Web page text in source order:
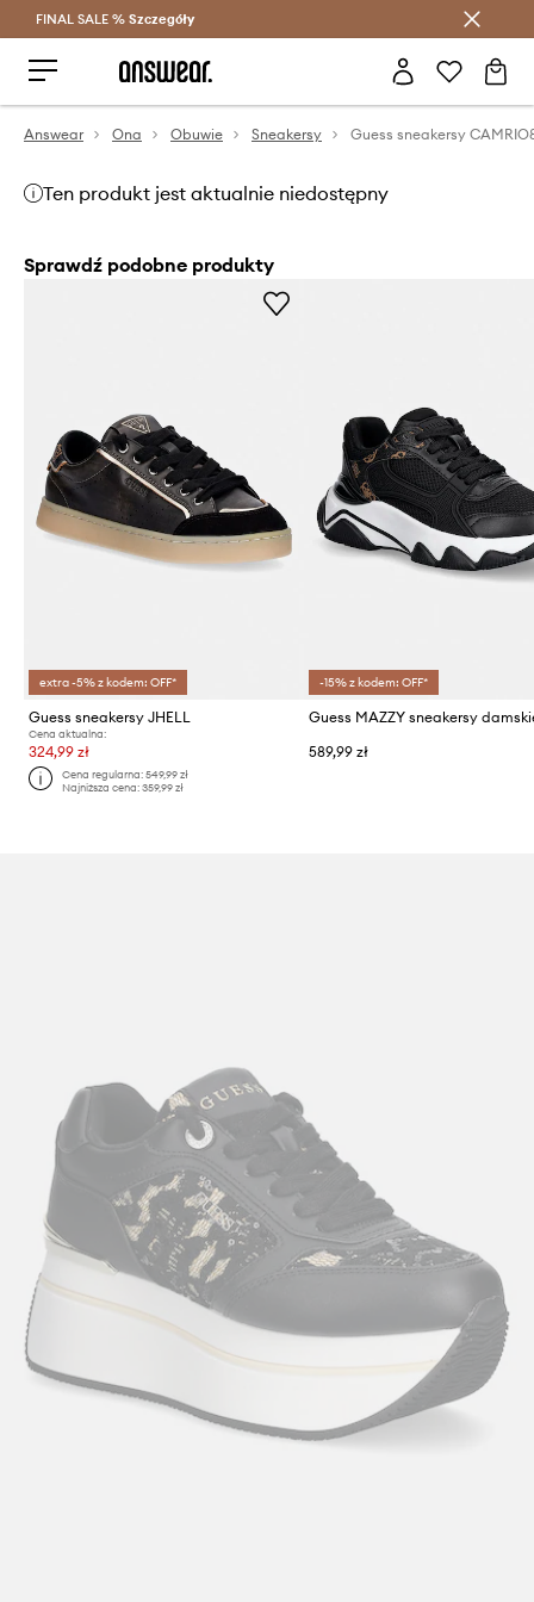
Oszczędzaj z Answear Club >
FINAL SALE % Szczegóły
Answear Ona Obuwie Sneakersy Guess sneakersy
Ten produkt jest aktualnie niedostępny
Sprawdź podobne produkty
extra -5% z kodem: OFF*
Guess sneakersy JHELL
Cena aktualna:
324,99 zł
Cena regularna:549,99 zł
Najniższa cena:359,99 zł
-15% z kodem: OFF*
Guess MAZZY sneakersy
589,99 zł